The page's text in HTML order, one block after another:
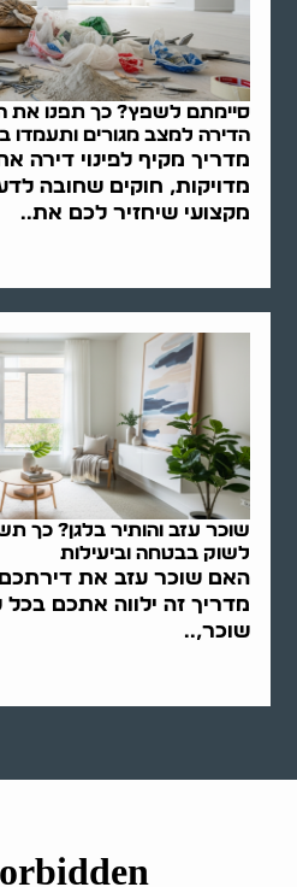
סיימתם לשפץ? כך תפנו את
הדירה למצב מגורים ותעמדו
מדריך מקיף לפינוי דירה
מדויקות, חוקים שחובה
מקצועי שיחזיר לכם את..
שוכר עזב והותיר בלגן? כך
לשוק בבטחה וביעילות
האם שוכר עזב את דירתכם
מדריך זה ילווה אתכם בכל
שוכר,..